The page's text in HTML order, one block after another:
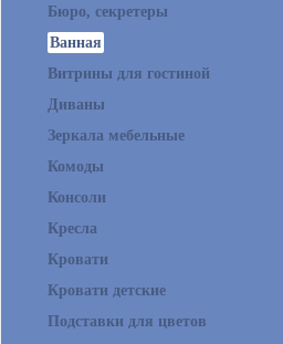
Бюро, секретеры
Ванная
Витрины для гостиной
Диваны
Зеркала мебельные
Комоды
Консоли
Кресла
Кровати
Кровати детские
Подставки для цветов